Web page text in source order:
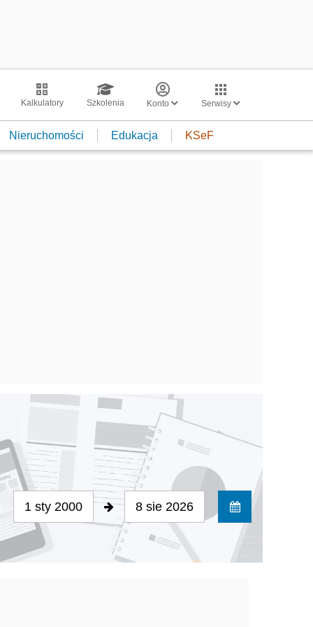
Kalkulatory Szkolenia Konto Serwisy
Nieruchomości Edukacja KSeF
1 sty 2000 8 sie 2026